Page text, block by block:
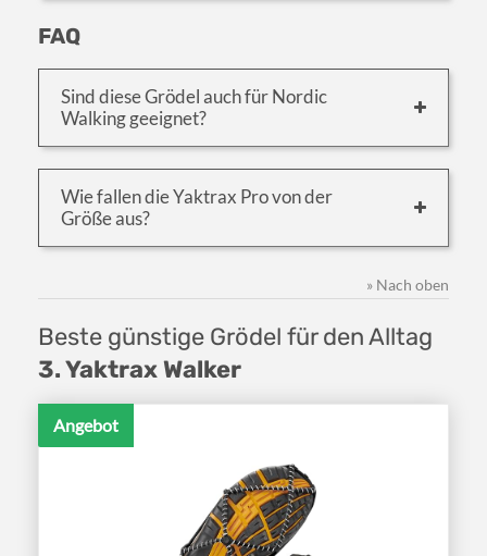
FAQ
Sind diese Grödel auch für Nordic
Walking geeignet?
Wie fallen die Yaktrax Pro von der
Größe aus?
» Nach oben
Beste günstige Grödel für den Alltag
3. Yaktrax Walker
Angebot